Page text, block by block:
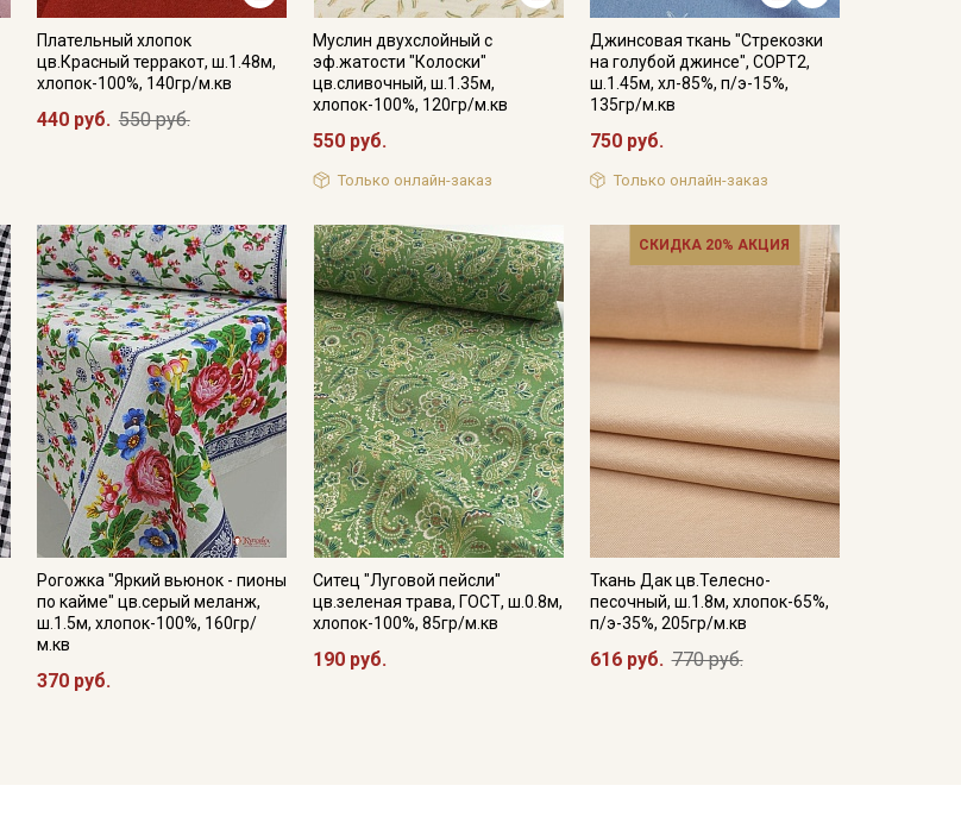
Плательный хлопок
цв.Красный терракот, ш.1.48м,
хлопок-100%, 140гр/м.кв
440 руб. 550 руб.
Муслин двухслойный с
эф.жатости "Колоски"
цв.сливочный, ш.1.35м,
хлопок-100%, 120гр/м.кв
550 руб.
Только онлайн-заказ
Джинсовая ткань "Стрекозки
на голубой джинсе", СОРТ2,
ш.1.45м, хл-85%, п/э-15%,
135гр/м.кв
750 руб.
Только онлайн-заказ
Рогожка "Яркий вьюнок - пионы
по кайме" цв.серый меланж,
ш.1.5м, хлопок-100%, 160гр/
м.кв
370 руб.
Ситец "Луговой пейсли"
цв.зеленая трава, ГОСТ, ш.0.8м,
хлопок-100%, 85гр/м.кв
190 руб.
СКИДКА 20% АКЦИЯ
Ткань Дак цв.Телесно-
песочный, ш.1.8м, хлопок-65%,
п/э-35%, 205гр/м.кв
616 руб. 770 руб.